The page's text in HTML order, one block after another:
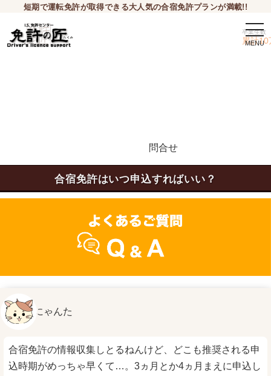
短期で運転免許が取得できる大人気の合宿免許プランが満載!!
卒業生数
累計10
問合せ
合宿免許はいつ申込すればいい？
にゃんた
合宿免許の情報収集しとるねんけど、どこも推奨される申
込時期がめっちゃ早くて…。3ヵ月とか4ヵ月まえに申込し